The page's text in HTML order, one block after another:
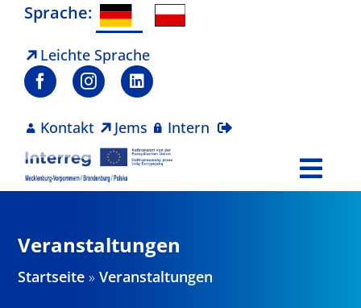
Zum
springen
Sprache:
Leichte Sprache
Kontakt Jems Intern
Projekte
Veranstaltungen
Startseite »Veranstaltungen